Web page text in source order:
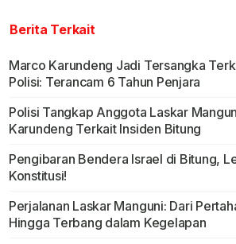
Berita Terkait
Marco Karundeng Jadi Tersangka
Polisi: Terancam 6 Tahun Penjara
Polisi Tangkap Anggota Laskar
Karundeng Terkait Insiden Bitung
Pengibaran Bendera Israel di Bitung,
Konstitusi!
Perjalanan Laskar Manguni: Dari
Hingga Terbang dalam Kegelapan